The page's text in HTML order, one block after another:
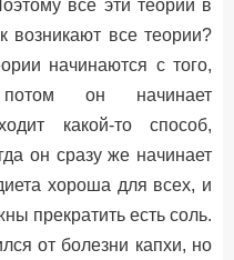
все эти теории в
возникают все теории?
начинаются с того,
он начинает
какой-то способ,
он сразу же начинает
хороша для всех, и
прекратить есть соль.
от болезни капхи, но